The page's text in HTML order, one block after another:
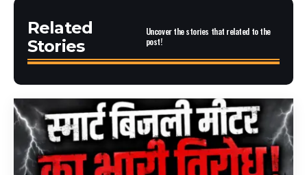
Related
Stories
Uncover the stories that related to the
post!